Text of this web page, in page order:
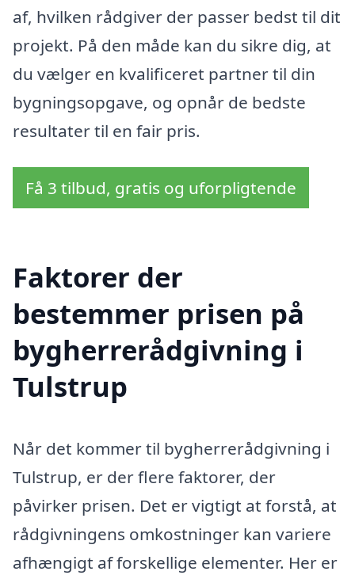
af, hvilken rådgiver der passer bedst til dit
projekt. På den måde kan du sikre dig, at
du vælger en kvalificeret partner til din
bygningsopgave, og opnår de bedste
resultater til en fair pris.
Få 3 tilbud, gratis og uforpligtende
Faktorer der
bestemmer prisen på
bygherrerådgivning i
Tulstrup
Når det kommer til bygherrerådgivning i
Tulstrup, er der flere faktorer, der
påvirker prisen. Det er vigtigt at forstå, at
rådgivningens omkostninger kan variere
afhængigt af forskellige elementer. Her er